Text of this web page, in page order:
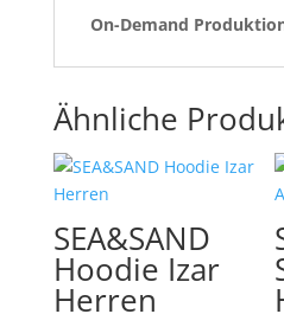
On-Demand
Ähnliche
SEA&SAND
Hoodie Izar
Herren